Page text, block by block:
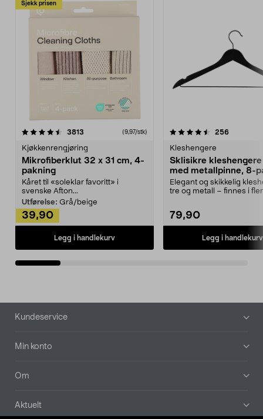
Sjekk prisen
3813 anmeldelser(9,97/stk)
Kjøkkenrengjøring
Mikrofiberklut 32 x 31 cm, 4-
pakning
Kåret til «soleklar favoritt» i
svenske Afton...
Utførelse: Grå/beige
39,90
Legg i handlekurv
4.5av 5 stjerner 256
Kleshengere
Sklisikre
med metallpinne, 8-
Elegant og skikkelig
tre og metall – finnes i
79,90
Legg i handlekurv
4.5av 5 stjerner
Bunntekst
Kundeservice
Min konto
Om
Aktuelt